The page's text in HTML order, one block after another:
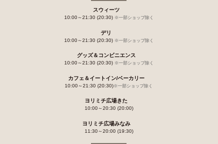
スウィーツ
10:00～21:30 (20:30) ※一部ショップ除く
デリ
10:00～21:30 (20:30) ※一部ショップ除く
グッズ＆コンビニエンス
10:00～21:30 (20:30) ※一部ショップ除く
カフェ＆イートイン/ベーカリー
10:00～21:30 (20:30)※一部ショップ除く
ヨリミチ広場きた
10:00～20:30 (20:00)
ヨリミチ広場みなみ
11:30～20:00 (19:30)